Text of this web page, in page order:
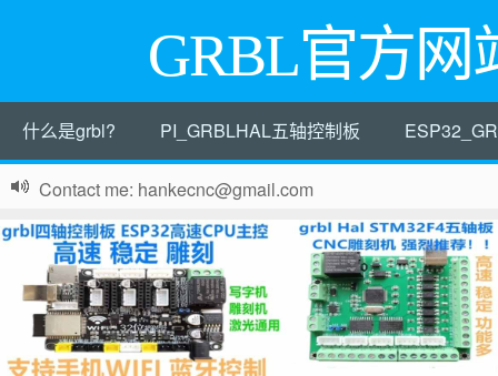
GRBL官方网
什么是grbl? PI_GRBLHAL五轴控制板
Contact me: hankecnc@gmail.com